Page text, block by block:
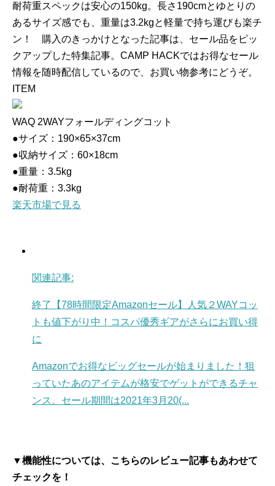
耐荷重スペックは安心の150kg。長さ190cmとゆとりの
あるサイズ感でも、重量は3.2kgと軽量で持ち運びも楽チ
ン！ 購入のきっかけとなった記事は、セール品をピッ
クアップした特集記事。CAMP HACKではお得なセール
情報を随時配信しているので、お買い物参考にどうぞ。
ITEM
WAQ 2WAYフォールディングコット
●サイズ：190×65×37cm
●収納サイズ：60×18cm
●重量：3.5kg
●耐荷重：3.3kg
楽天市場で見る
関連記事:
終了【78時間限定Amazonセール】人気２WAYコッ
トも値下がり中！コスパ優秀ギアがさらにお買い得
に
Amazonでお得なビッグセールが始まりました！狙
っていたあのアイテムが格安でゲットができるチャ
ンス。セール期間は2021年3月20(...
▼機能性については、こちらのレビュー記事もあわせて
チェックを！